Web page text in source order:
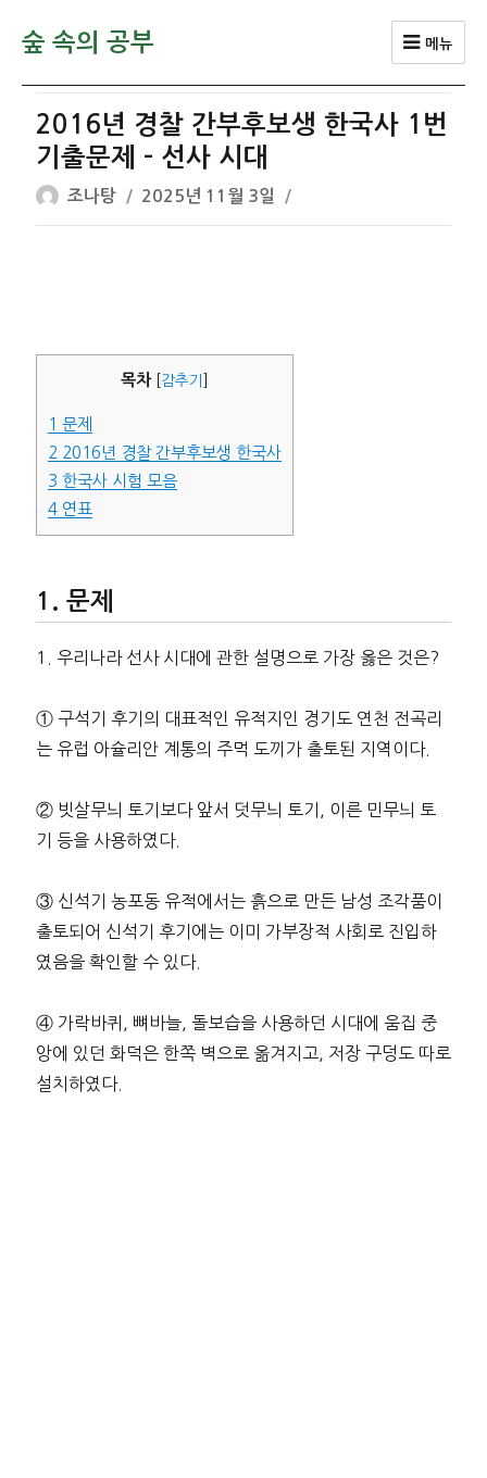
숲 속의 공부 메뉴
2016년 경찰 간부후보생 한국사 1번
기출문제 – 선사 시대
글
쓴
조나탕
작
성
2025년 11월 3일
목차 감추기
1 문제
2 2016년 경찰 간부후보생 한국사
3 한국사 시험 모음
4연표
문제
1. 우리나라 선사 시대에 관한 설명으로 가장 옳은 것은?
① 구석기 후기의 대표적인 유적지인 경기도 연천 전곡리
는 유럽 아슐리안 계통의 주먹 도끼가 출토된 지역이다.
② 빗살무늬 토기보다 앞서 덧무늬 토기, 이른 민무늬 토
기 등을 사용하였다.
③ 신석기 농포동 유적에서는 흙으로 만든 남성 조각품이
출토되어 신석기 후기에는 이미 가부장적 사회로 진입하
였음을 확인할 수 있다.
④ 가락바퀴, 뼈바늘, 돌보습을 사용하던 시대에 움집 중
앙에 있던 화덕은 한쪽 벽으로 옮겨지고, 저장 구덩도 따로
설치하였다.